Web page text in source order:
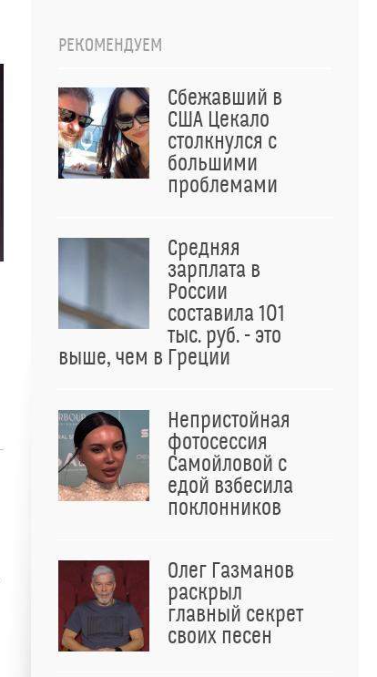
РЕКОМЕНДУЕМ
Сбежавший в
США Цекало
столкнулся с
большими
проблемами
Средняя
зарплата в
России
составила 101
тыс. руб. - это
выше, чем в Греции
Непристойная
фотосессия
Самойловой с
едой взбесила
поклонников
Олег Газманов
раскрыл
главный секрет
своих песен